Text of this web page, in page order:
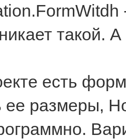
такой.
есть
ее размеры,